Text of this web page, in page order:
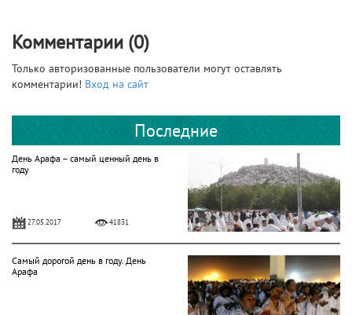
Комментарии (0)
Только авторизованные пользователи могут оставлять
комментарии! Вход на сайт
Последние
День Арафа – самый ценный день в
году
27.05.2017 41831
Cамый дорогой день в году. День
Арафа